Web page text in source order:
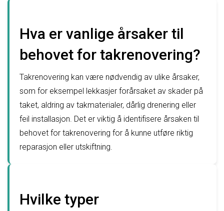
Hva er vanlige årsaker til
behovet for takrenovering?
Takrenovering kan være nødvendig av ulike årsaker,
som for eksempel lekkasjer forårsaket av skader på
taket, aldring av takmaterialer, dårlig drenering eller
feil installasjon. Det er viktig å identifisere årsaken til
behovet for takrenovering for å kunne utføre riktig
reparasjon eller utskiftning.
Hvilke typer